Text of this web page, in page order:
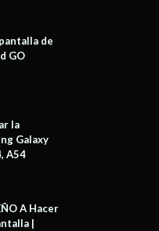
de
GO
la
Galaxy
A54
A Hacer
|